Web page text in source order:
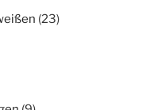
(23)